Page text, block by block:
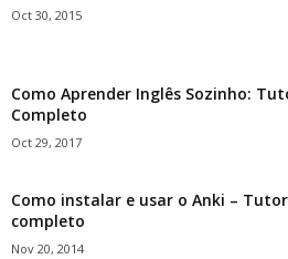
Oct 30, 2015
Como Aprender Inglês Sozinho:
Completo
Oct 29, 2017
Como instalar e usar o Anki –
completo
Nov 20, 2014